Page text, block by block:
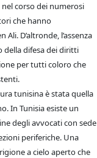
corso dei numerosi
che hanno
D’altronde, l’assenza
della difesa dei diritti
per tutti coloro che
tunisina è stata quella
In Tunisia esiste un
degli avvocati con sede
periferiche. Una
a cielo aperto che